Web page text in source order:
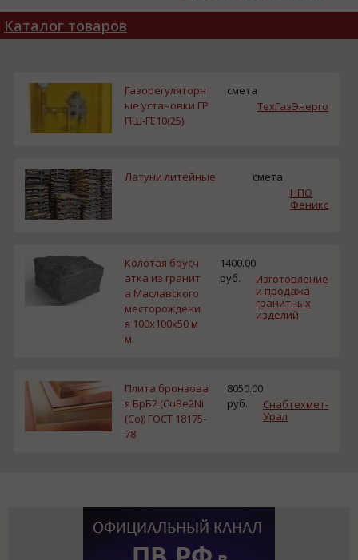
Каталог товаров
Газорегуляторн
ые установки ГР
ПШ-FE10(25)
смета
ТехГазЭнерго
Латуни литейные
смета
НПО
Феникс
Колотая брусч
атка из гранит
а Маславского
месторождени
я 100х100х50 м
м
1400.00
руб.
Изготовление
и продажа
гранитных
изделий
Плита бронзова
я БрБ2 (CuBe2Ni
(Co)) ГОСТ 18175-
78
8050.00
руб.
Снабтехмет-
Урал